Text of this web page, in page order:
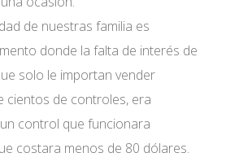
de nuestras familia es
donde la falta de interés de
solo le importan vender
cientos de controles, era
control que funcionara
costara menos de 80 dólares.